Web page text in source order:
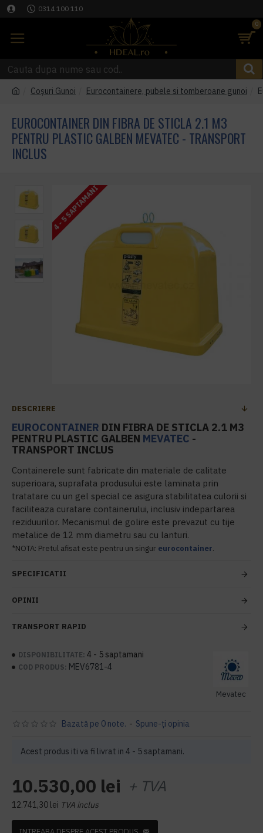
0314 100 110
0
Coşuri Gunoi Eurocontainere, pubele si tomberoane gunoi
EUROCONTAINER DIN FIBRA DE STICLA 2.1 M3
PENTRU PLASTIC GALBEN MEVATEC - TRANSPORT
INCLUS
4 - 5 SAPTAMANI
DESCRIERE
EUROCONTAINER DIN FIBRA DE STICLA 2.1 M3
PENTRU PLASTIC GALBEN MEVATEC -
TRANSPORT INCLUS
Containerele sunt fabricate din materiale de calitate
superioara, suprafata produsului este laminata prin
tratatare cu un gel special ce asigura stabilitatea culorii si
faciliteaza curatare containerului, inclusiv indepartarea
reziduurilor. Mecanismul de golire este prevazut cu tije
metalice de 12 mm diametru sau cu lanturi.
*NOTA: Pretul afisat este pentru un singur eurocontainer.
SPECIFICATII
OPINII
TRANSPORT RAPID
DISPONIBILITATE: 4 - 5 saptamani
COD PRODUS: MEV6781-4
Mevatec
Acest produs iti va fi livrat in 4 - 5 saptamani.
Bazată pe 0 note. - Spune-ţi opinia
10.530,00 lei + TVA
12.741,30 lei TVA inclus